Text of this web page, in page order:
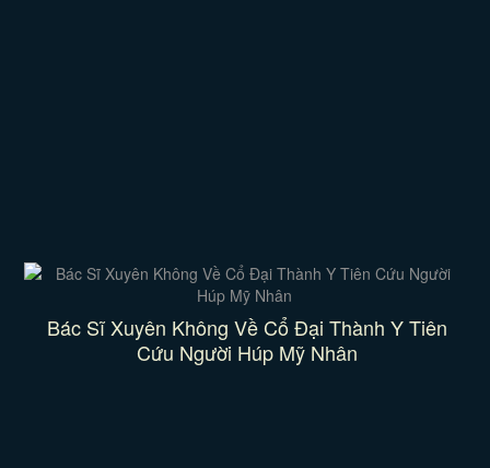
Bác Sĩ Xuyên Không Về Cổ Đại Thành Y Tiên
Cứu Người Húp Mỹ Nhân